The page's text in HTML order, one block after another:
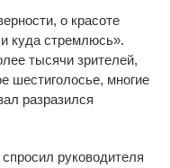
о красоте
куда стремлюсь».
тысячи зрителей,
шестиголосье, многие
разразился
руководителя